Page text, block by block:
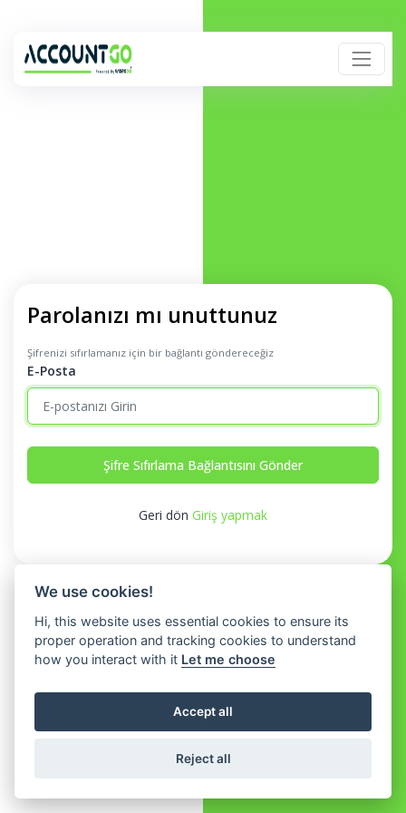
Parolanızı mı unuttunuz
Şifrenizi sıfırlamanız için bir bağlantı göndereceğiz
E-Posta
Şifre Sıfırlama Bağlantısını Gönder
Geri dön Giriş yapmak
© 2026 AccountGo SaaS
We use cookies!
Hi, this website uses essential cookies to ensure its
proper operation and tracking cookies to understand
how you interact with it Let me choose
Accept all
Reject all